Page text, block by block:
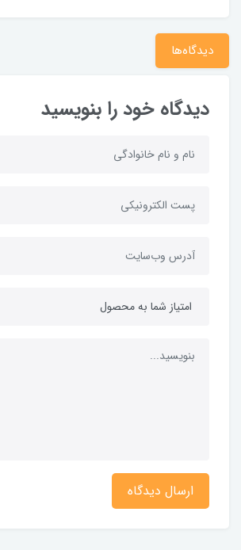
دیدگاه‌ها
دیدگاه خود را بنویسید
ارسال دیدگاه